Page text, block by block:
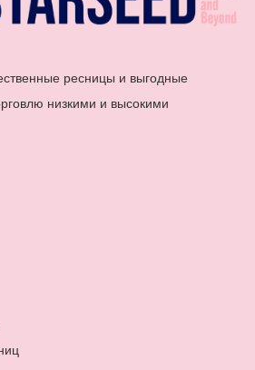
ресницы и выгодные
низкими и высокими